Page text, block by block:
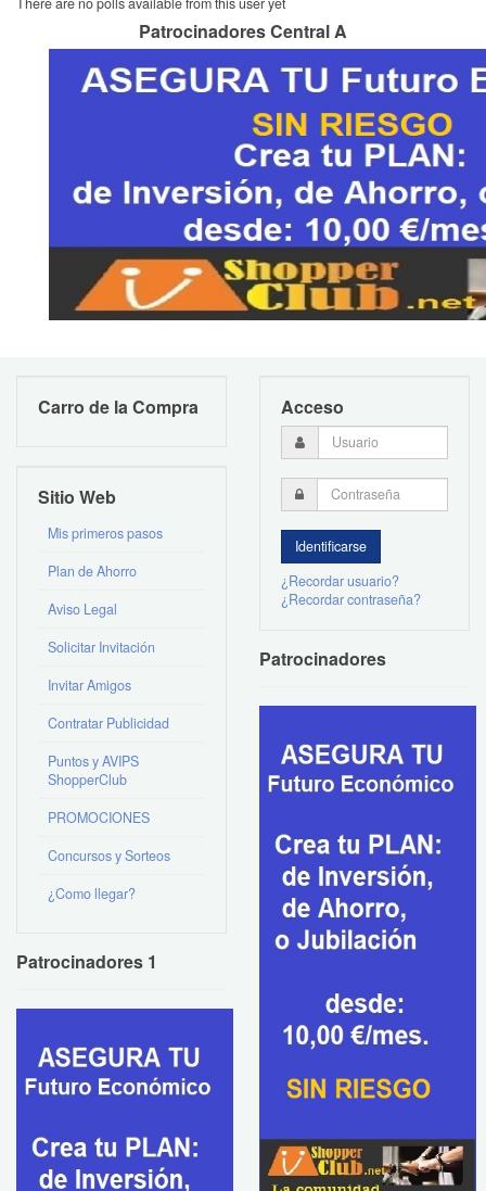
Patrocinadores Central A
Carro de la Compra
Sitio Web
Mis primeros pasos
Plan de Ahorro
Aviso Legal
Solicitar Invitación
Invitar Amigos
Contratar Publicidad
Puntos y AVIPS
ShopperClub
PROMOCIONES
Concursos y Sorteos
¿Como llegar?
Patrocinadores 1
Acceso
¿Recordar usuario?
¿Recordar contraseña?
Patrocinadores